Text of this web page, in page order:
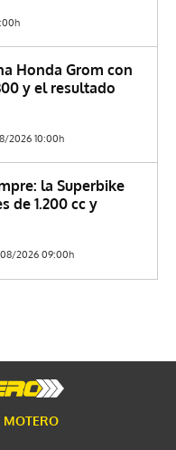
Honda Grom con
y el resultado
2026 10:00h
la Superbike
de 1.200 cc y
2026 09:00h
MOTERO